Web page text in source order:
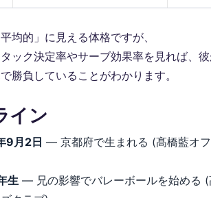
均的」に見える体格ですが、
ック決定率やサーブ効果率を見れば、
勝負していることがわかります。
イン
9月2日 — 京都府で生まれる (髙橋藍オ
生 — 兄の影響でバレーボールを始める